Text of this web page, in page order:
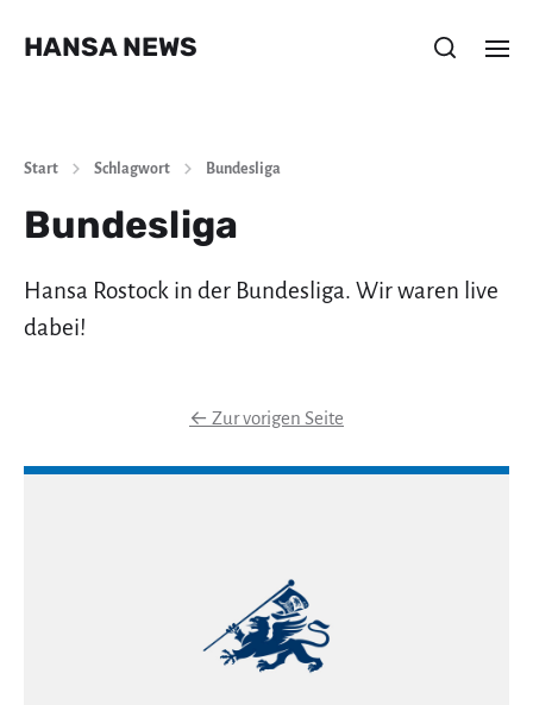
HANSA NEWS
Start Schlagwort Bundesliga
Bundesliga
Hansa Rostock in der Bundesliga. Wir waren live
dabei!
← Zur vorigen Seite